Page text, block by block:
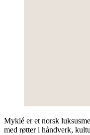
Myklé er et norsk
med røtter i håndverk,